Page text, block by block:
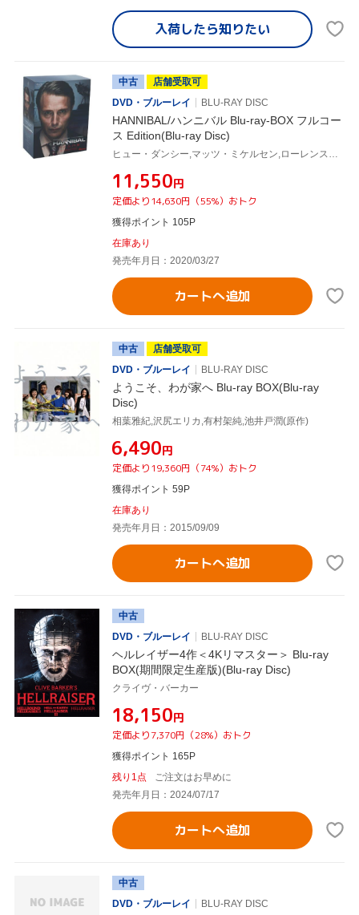
入荷したら知りたい
中古
店舗受取可
DVD・ブルーレイ
BLU-RAY DISC
HANNIBAL/ハンニバル Blu-ray-BOX フルコー
ス Edition(Blu-ray Disc)
¥11,550円
定価より14,630円（55%）おトク
獲得ポイント 105P
在庫あり
発売年月日：2020/03/27
カートへ追加
中古
店舗受取可
DVD・ブルーレイ
BLU-RAY DISC
ようこそ、わが家へ Blu-ray BOX(Blu-ray
Disc)
相葉雅紀,沢尻エリカ,有村架純,池井戸潤(原作)
¥6,490円
定価より19,360円（74%）おトク
獲得ポイント 59P
在庫あり
発売年月日：2015/09/09
カートへ追加
中古
DVD・ブルーレイ
BLU-RAY DISC
ヘルレイザー4作＜4Kリマスター＞ Blu-ray
BOX(期間限定生産版)(Blu-ray Disc)
クライヴ・バーカー
¥18,150円
定価より7,370円（28%）おトク
獲得ポイント 165P
残り1点
ご注文はお早めに
発売年月日：2024/07/17
カートへ追加
中古
DVD・ブルーレイ
BLU-RAY DISC